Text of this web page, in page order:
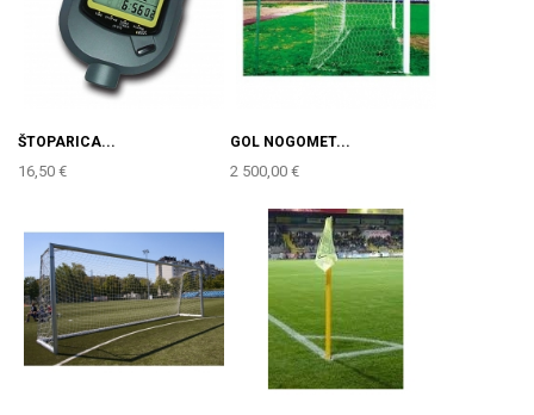
ŠTOPARICA...
16,50 €
GOL NOGOMET...
2 500,00 €